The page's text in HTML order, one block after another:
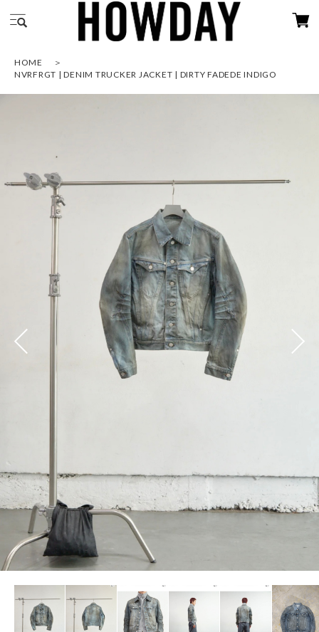
HOME
NVRFRGT | DENIM TRUCKER JACKET | DIRTY FADEDE INDIGO